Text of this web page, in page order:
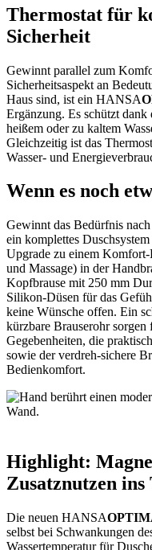
Thermostat für
Sicherheit
Gewinnt parallel zum
Sicherheitsaspekt an
Haus sind, ist ein HANSA
Ergänzung. Es schützt dank
heißem oder zu kaltem
Gleichzeitig ist das
Wasser- und
Wenn es noch
Gewinnt das Bedürfnis
ein komplettes
Upgrade zu einem
und Massage) in der
Kopfbrause mit 250 mm
Silikon-Düsen für das
keine Wünsche offen. Ein
kürzbare Brauserohr
Gegebenheiten, die
sowie der verdreh-sichere
Bedienkomfort.
Highlight:
Zusatznutzen
Die neuen HANSA
selbst bei Schwankungen
Wassertemperatur für